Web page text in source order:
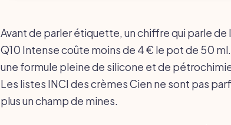
Avant de parler étiquette, un chiffre qui parle de
Q10 Intense coûte moins de 4 € le pot de 50
une formule pleine de silicone et de
Les listes INCI des crèmes Cien ne sont pas
plus un champ de mines.